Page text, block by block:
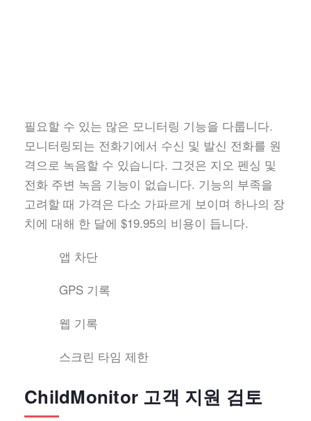
필요할 수 있는 많은 모니터링 기능을 다룹니다.
모니터링되는 전화기에서 수신 및 발신 전화를 원
격으로 녹음할 수 있습니다. 그것은 지오 펜싱 및
전화 주변 녹음 기능이 없습니다. 기능의 부족을
고려할 때 가격은 다소 가파르게 보이며 하나의 장
치에 대해 한 달에 $19.95의 비용이 듭니다.
앱 차단
GPS 기록
웹 기록
스크린 타임 제한
ChildMonitor 고객 지원 검토